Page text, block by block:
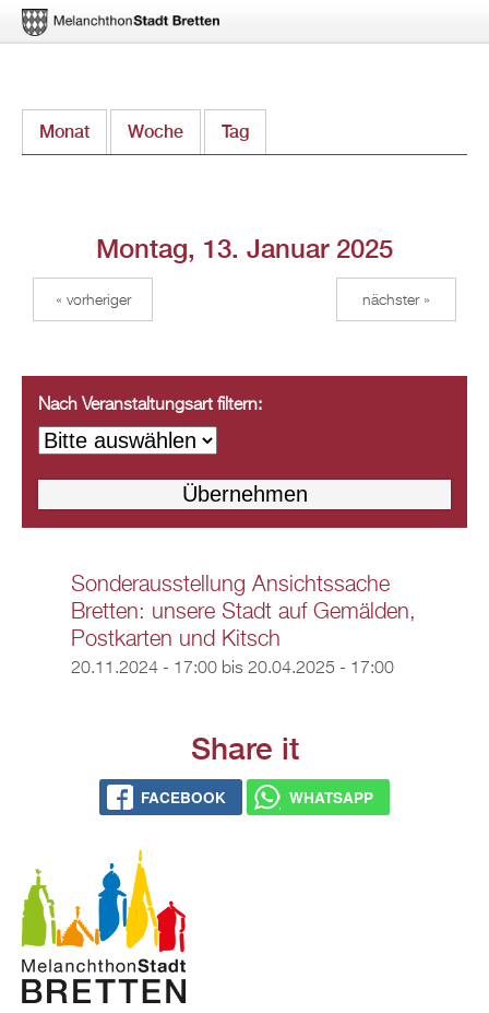
zum
Monat Woche Tag
Montag, 13. Januar 2025
« vorheriger nächster »
Nach Veranstaltungsart filtern:
Sonderausstellung Ansichtssache
Bretten: unsere Stadt auf Gemälden,
Postkarten und Kitsch
20.11.2024 - 17:00bis 20.04.2025 - 17:00
Share it
FACEBOOK WHATSAPP